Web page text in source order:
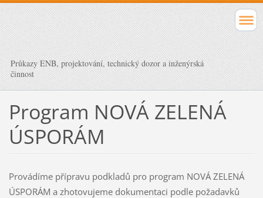
Průkazy ENB, projektování, technický dozor a inženýrská
činnost
Program NOVÁ ZELENÁ
ÚSPORÁM
Provádíme přípravu podkladů pro program NOVÁ ZELENÁ
ÚSPORÁM a zhotovujeme dokumentaci podle požadavků